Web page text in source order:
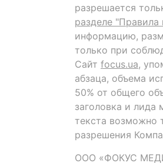
разрешается
разделе "Правила
информацию,
только при
Сайт focus.ua,
абзаца, объема
50% от общего
заголовка и лида
текста возможно
разрешения
ООО «ФОКУС